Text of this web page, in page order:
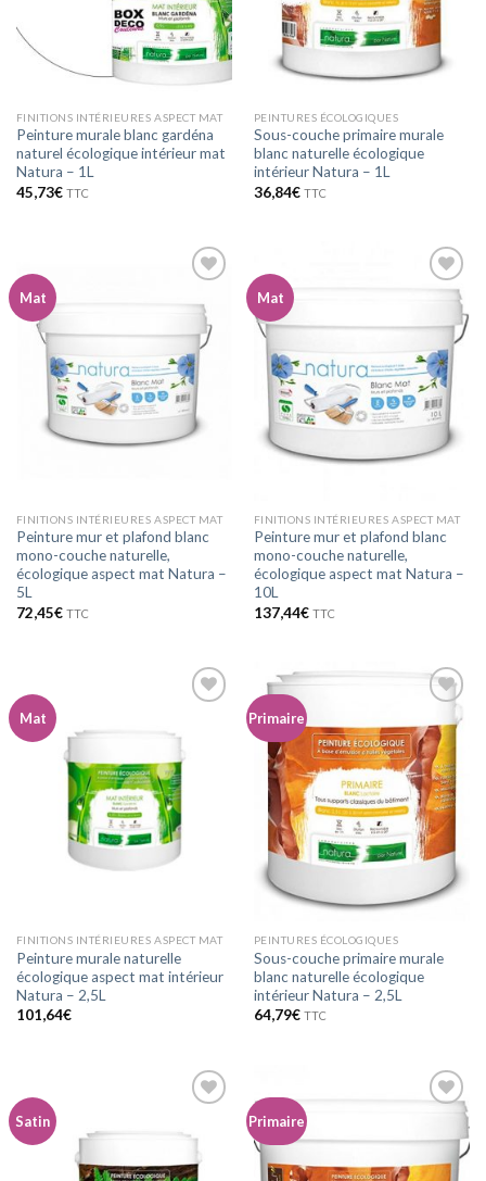
FINITIONS INTÉRIEURES ASPECT MAT
Peinture murale blanc gardéna
naturel écologique intérieur mat
Natura – 1L
45,73€ TTC
PEINTURES ÉCOLOGIQUES
Sous-couche primaire murale
blanc naturelle écologique
intérieur Natura – 1L
36,84€ TTC
Mat
Ajouter
à la
wishlist
FINITIONS INTÉRIEURES ASPECT MAT
Peinture mur et plafond blanc
mono-couche naturelle,
écologique aspect mat Natura –
5L
72,45€ TTC
Mat
Ajouter
à la
wishlist
FINITIONS INTÉRIEURES ASPECT MAT
Peinture mur et plafond blanc
mono-couche naturelle,
écologique aspect mat Natura –
10L
137,44€ TTC
Mat
Ajouter
wishlist
FINITIONS INTÉRIEURES ASPECT MAT
Peinture murale naturelle
écologique aspect mat intérieur
Natura – 2,5L
101,64€
Primaire
Ajouter
à la
wishlist
PEINTURES ÉCOLOGIQUES
Sous-couche primaire murale
blanc naturelle écologique
intérieur Natura – 2,5L
64,79€ TTC
Satin
à la
Primaire
Ajouter